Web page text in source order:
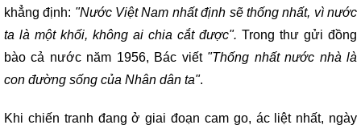
khẳng định: "Nước Việt Nam nhất định sẽ thống nhất, vì nước
ta là một khối, không ai chia cắt được". Trong thư gửi đồng
bào cả nước năm 1956, Bác viết "Thống nhất nước nhà là
con đường sống của Nhân dân ta".
Khi chiến tranh đang ở giai đoạn cam go, ác liệt nhất, ngày